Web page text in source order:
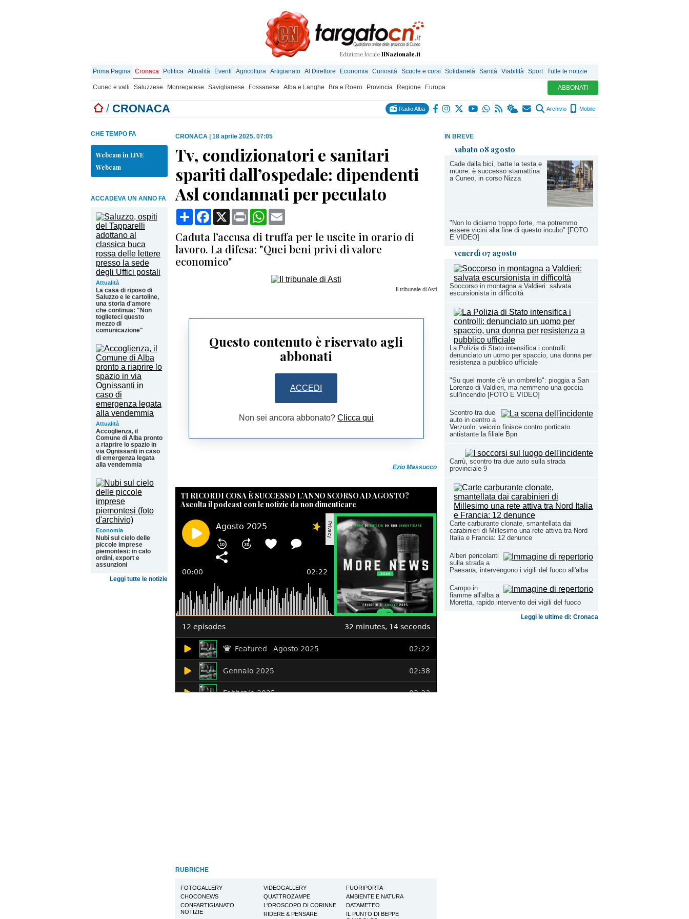
Edizione locale IlNazionale.it
Prima Pagina Cronaca Politica Attualità Eventi Agricoltura Artigianato Al Direttore Economia Curiosità Scuole e corsi Solidarietà Sanità Viabilità Sport Tutte le notizie
Cuneo e valli Saluzzese Monregalese Saviglianese Fossanese Alba e Langhe Bra e Roero Provincia Regione Europa ABBONATI
/ CRONACA Radio Alba Archivio Mobile
IN BREVE
sabato 08 agosto
Cade dalla bici, batte la testa e
muore: è successo stamattina
a Cuneo, in corso Nizza
"Non lo diciamo troppo forte, ma potremmo
essere vicini alla fine di questo incubo" [FOTO
E VIDEO]
venerdì 07 agosto
Soccorso in montagna a Valdieri: salvata
escursionista in difficoltà
La Polizia di Stato intensifica i controlli:
denunciato un uomo per spaccio, una donna per
resistenza a pubblico ufficiale
"Su quel monte c'è un ombrello": pioggia a San
Lorenzo di Valdieri, ma nemmeno una goccia
sull'incendio [FOTO E VIDEO]
Scontro tra due
auto in centro a
Verzuolo: veicolo finisce contro porticato
antistante la filiale Bpn
Carrù, scontro tra due auto sulla strada
provinciale 9
Carte carburante clonate, smantellata dai
carabinieri di Millesimo una rete attiva tra Nord
Italia e Francia: 12 denunce
Alberi pericolanti
sulla strada a
Paesana, intervengono i vigili del fuoco all'alba
Campo in
fiamme all'alba a
Moretta, rapido intervento dei vigili del fuoco
Leggi le ultime di: Cronaca
CHE TEMPO FA
Webcam in LIVE
Webcam
ACCADEVA UN ANNO FA
Attualità
La casa di riposo di
Saluzzo e le cartoline,
una storia d'amore
che continua: "Non
toglieteci questo
mezzo di
comunicazione"
Attualità
Accoglienza, il
Comune di Alba pronto
a riaprire lo spazio in
via Ognissanti in caso
di emergenza legata
alla vendemmia
Economia
Nubi sul cielo delle
piccole imprese
piemontesi: in calo
ordini, export e
assunzioni
Leggi tutte le notizie
CRONACA 18 aprile 2025, 07:05
Tv, condizionatori e sanitari
spariti dall’ospedale: dipendenti
Asl condannati per peculato
CondividiFacebook
X Print WhatsApp
Caduta l’accusa di truffa per le uscite in orario di
lavoro. La difesa: "Quei beni privi di valore
economico"
Il tribunale di Asti
Questo contenuto è riservato agli
abbonati
ACCEDI
Non sei ancora abbonato? Clicca qui
Ezio Massucco
TI RICORDI COSA È SUCCESSO L’ANNO SCORSO AD AGOSTO?
Ascolta il podcast con le notizie da non dimenticare
RUBRICHE
FOTOGALLERY VIDEOGALLERY
FUORIPORTA
CHOCONEWS
QUATTROZAMPE
AMBIENTE E NATURA
CONFARTIGIANATO
NOTIZIE
L'OROSCOPO DI CORINNE
DATAMETEO
RIDERE & PENSARE
IL PUNTO DI BEPPE